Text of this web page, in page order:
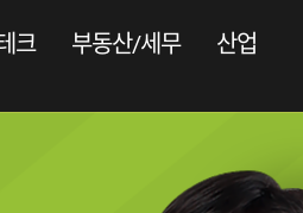
크 부동산/세무 산업